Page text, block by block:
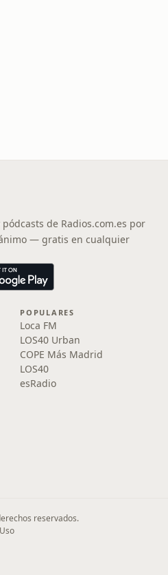
de Radios.com.es por
— gratis en cualquier
POPULARES
Loca FM
LOS40 Urban
COPE Más Madrid
LOS40
esRadio
reservados.